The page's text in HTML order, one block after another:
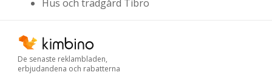
Hus och trädgård Tibro
De senaste reklambladen,
erbjudandena och rabatterna